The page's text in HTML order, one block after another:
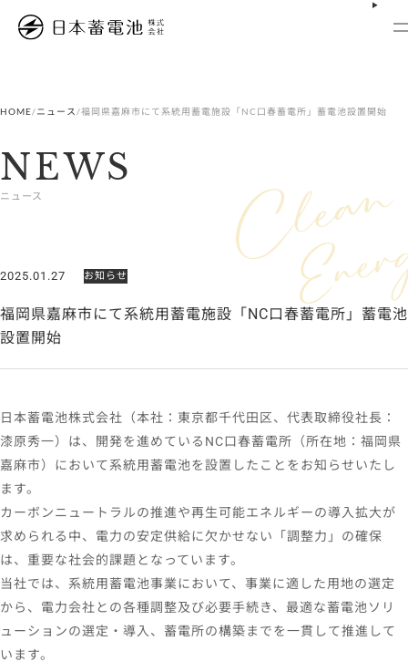
HOME/ニュース /福岡県嘉麻市にて系統用蓄電施設「NC口春蓄電所」蓄電池設置開始
NEWS
ニュース
2025.01.27 お知らせ
福岡県嘉麻市にて系統用蓄電施設「NC口春蓄電所」蓄電池
設置開始
日本蓄電池株式会社（本社：東京都千代田区、代表取締役社長：
漆原秀一）は、開発を進めているNC口春蓄電所（所在地：福岡県
嘉麻市）において系統用蓄電池を設置したことをお知らせいたし
ます。
カーボンニュートラルの推進や再生可能エネルギーの導入拡大が
求められる中、電力の安定供給に欠かせない「調整力」の確保
は、重要な社会的課題となっています。
当社では、系統用蓄電池事業において、事業に適した用地の選定
から、電力会社との各種調整及び必要手続き、最適な蓄電池ソリ
ューションの選定・導入、蓄電所の構築までを一貫して推進して
います。